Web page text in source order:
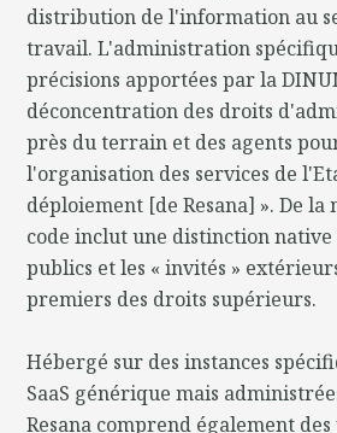
distribution de l'information au
travail. L'administration
précisions apportées par la
déconcentration des droits
près du terrain et des agents
l'organisation des services de
déploiement [de Resana] ». De la
code inclut une distinction native
publics et les « invités »
premiers des droits supérieurs.
Hébergé sur des instances
SaaS générique mais
Resana comprend également